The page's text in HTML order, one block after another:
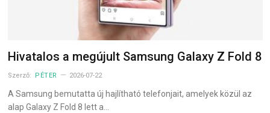
Hivatalos a megújult Samsung Galaxy Z Fold 8
Szerző: PÉTER 2026-07-22
A Samsung bemutatta új hajlítható telefonjait, amelyek közül az
alap Galaxy Z Fold 8 lett a…